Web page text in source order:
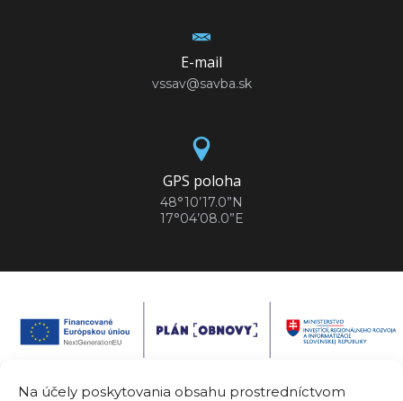
Na účely poskytovania obsahu prostredníctvom
E-mail
vssav@savba.sk
GPS poloha
48°10’17.0”N
17°04’08.0”E